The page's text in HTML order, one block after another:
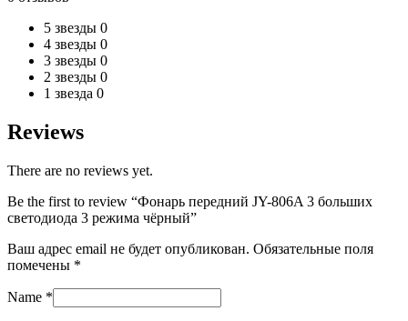
чёрный
quantity
5 звезды 0
4 звезды 0
3 звезды 0
2 звезды 0
1 звезда 0
Reviews
There are no reviews yet.
Be the first to review “Фонарь передний JY-806A 3 больших
светодиода 3 режима чёрный”
Ваш адрес email не будет опубликован. Обязательные поля
помечены *
Name *